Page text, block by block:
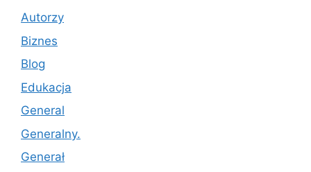
Autorzy
Biznes
Blog
Edukacja
General
Generalny.
Generał